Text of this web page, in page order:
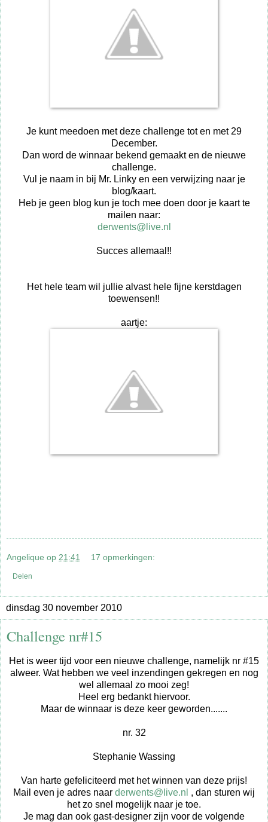
Je kunt meedoen met deze challenge tot en met 29
December.
Dan word de winnaar bekend gemaakt en de nieuwe
challenge.
Vul je naam in bij Mr. Linky en een verwijzing naar je
blog/kaart.
Heb je geen blog kun je toch mee doen door je kaart te
mailen naar:
derwents@live.nl
Succes allemaal!!
Het hele team wil jullie alvast hele fijne kerstdagen
toewensen!!
aartje:
Angelique op 21:41 17 opmerkingen:
Delen
dinsdag 30 november 2010
Challenge nr#15
Het is weer tijd voor een nieuwe challenge, namelijk nr #15
alweer. Wat hebben we veel inzendingen gekregen en nog
wel allemaal zo mooi zeg!
Heel erg bedankt hiervoor.
Maar de winnaar is deze keer geworden.......
nr. 32
Stephanie Wassing
Van harte gefeliciteerd met het winnen van deze prijs!
Mail even je adres naar derwents@live.nl , dan sturen wij
het zo snel mogelijk naar je toe.
Je mag dan ook gast-designer zijn voor de volgende